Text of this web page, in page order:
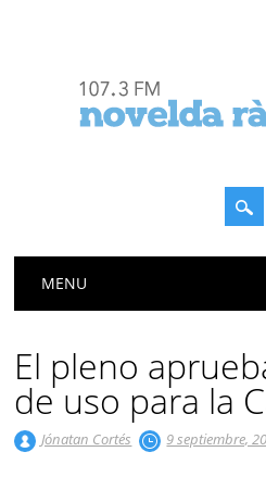
Menú principal
MENU
El pleno
de uso para la
Jónatan Cortés 9 septiembre,